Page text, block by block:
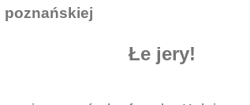
poznańskiej
Łe jery!